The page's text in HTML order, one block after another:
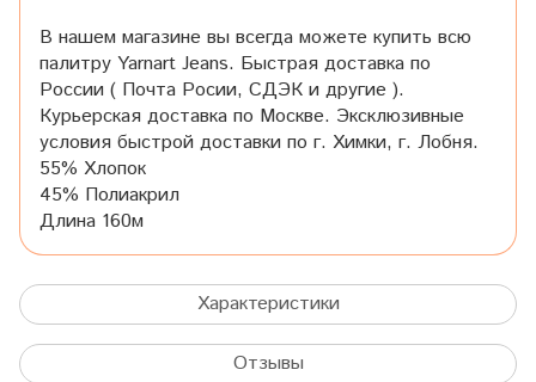
В нашем магазине вы всегда можете купить всю
палитру Yarnart Jeans. Быстрая доставка по
России ( Почта Росии, СДЭК и другие ).
Курьерская доставка по Москве. Эксклюзивные
условия быстрой доставки по г. Химки, г. Лобня.
55% Хлопок
45% Полиакрил
Длина 160м
Характеристики
Отзывы